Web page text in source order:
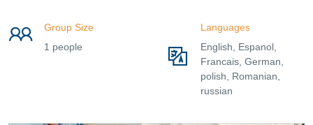
Group Size
1 people
Languages
English, Espanol,
Francais, German,
polish, Romanian,
russian